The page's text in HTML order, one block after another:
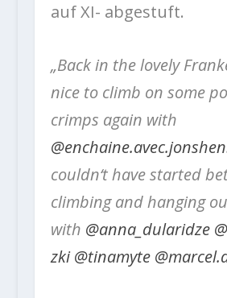
auf XI- abgestuft.
„Back in the lovely
nice to climb on some
crimps again with
@enchaine.avec.jonshen
couldn‘t have started
climbing and hanging
with @anna_dularidze
zki @tinamyte